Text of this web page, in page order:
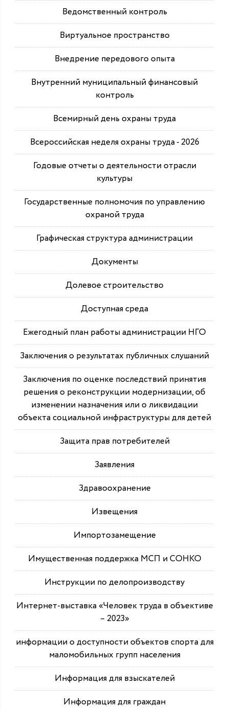
Ведомственный контроль
Виртуальное пространство
Внедрение передового опыта
Внутренний муниципальный финансовый
контроль
Всемирный день охраны труда
Всероссийская неделя охраны труда - 2026
Годовые отчеты о деятельности отрасли
культуры
Государственные полномочия по управлению
охраной труда
Графическая структура администрации
Документы
Долевое строительство
Доступная среда
Ежегодный план работы администрации НГО
Заключения о результатах публичных слушаний
Заключения по оценке последствий принятия
решения о реконструкции модернизации, об
изменении назначения или о ликвидации
объекта социальной инфраструктуры для детей
Защита прав потребителей
Заявления
Здравоохранение
Извещения
Импортозамещение
Имущественная поддержка МСП и СОНКО
Инструкции по делопроизводству
Интернет-выставка «Человек труда в объективе
– 2023»
информации о доступности объектов спорта для
маломобильных групп населения
Информация для взыскателей
Информация для граждан